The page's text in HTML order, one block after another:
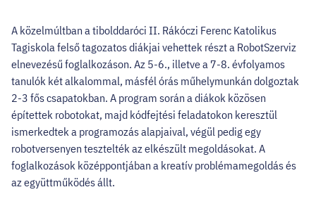
A közelmúltban a tibolddaróci II. Rákóczi Ferenc Katolikus
Tagiskola felső tagozatos diákjai vehettek részt a RobotSzerviz
elnevezésű foglalkozáson. Az 5-6., illetve a 7-8. évfolyamos
tanulók két alkalommal, másfél órás műhelymunkán dolgoztak
2-3 fős csapatokban. A program során a diákok közösen
építettek robotokat, majd kódfejtési feladatokon keresztül
ismerkedtek a programozás alapjaival, végül pedig egy
robotversenyen tesztelték az elkészült megoldásokat. A
foglalkozások középpontjában a kreatív problémamegoldás és
az együttműködés állt.